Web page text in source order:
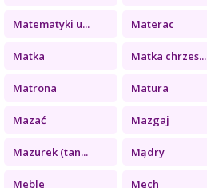
Matematyki u... Materac
Matka Matka chrzes...
Matrona Matura
Mazać Mazgaj
Mazurek (tan... Mądry
Meble Mech